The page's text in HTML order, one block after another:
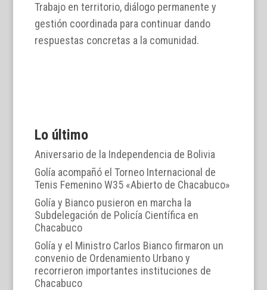
Trabajo en territorio, diálogo permanente y
gestión coordinada para continuar dando
respuestas concretas a la comunidad.
Lo último
Aniversario de la Independencia de Bolivia
Golía acompañó el Torneo Internacional de
Tenis Femenino W35 «Abierto de Chacabuco»
Golía y Bianco pusieron en marcha la
Subdelegación de Policía Científica en
Chacabuco
Golía y el Ministro Carlos Bianco firmaron un
convenio de Ordenamiento Urbano y
recorrieron importantes instituciones de
Chacabuco